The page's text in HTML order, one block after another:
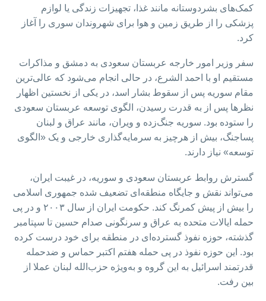
کمک‌های بشردوستانه مانند غذا، تجهیزات زندگی یا لوازم
پزشکی را از طریق زمین و هوا برای شهروندان سوری را آغاز
کرد.
سفر وزیر امور خارجه عربستان سعودی به دمشق و مذاکرات
مستقیم او با احمد الشرع، در حالی انجام می‌شود که عالی‌ترین
مقام سوریه پس از سقوط بشار اسد، در یکی از نخستین اظهار
نظرها پس از به قدرت رسیدن، الگوی توسعه عربستان سعودی
را ستوده بود. سوریه جنگ‌زده و ویران، مانند عراق و لبنان
پساجنگ، بیش از هرچیز به سرمایه‌گذاری خارجی و یک «الگوی
توسعه» نیاز دارند.
گسترش روابط عربستان سعودی و سوریه، در غیبت ایران،
می‌تواند نقش و جایگاه منطقه‌ای تضعیف شده جمهوری اسلامی
را بیش از پیش کمرنگ کند. حکومت ایران از سال ۲۰۰۳ و در پی
حمله ایالات متحده به عراق و سرنگونی صدام حسین تا سپتامبر
گذشته، حوزه نفوذ گسترده‌ای در منطقه برای خود درست کرده
بود. این حوزه نفوذ در پی حمله هفتم اکتبر حماس و ضدحمله
قدرتمند اسرائیل به این گروه و به‌ویژه حزب‌الله لبنان عملا از
بین رفت.